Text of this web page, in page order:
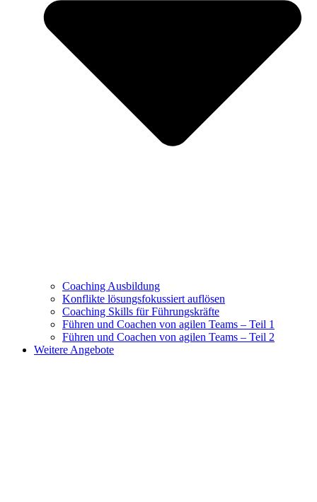
Coaching Ausbildung
Konflikte lösungsfokussiert auflösen
Coaching Skills für Führungskräfte
Führen und Coachen von agilen Teams – Teil 1
Führen und Coachen von agilen Teams – Teil 2
Weitere Angebote